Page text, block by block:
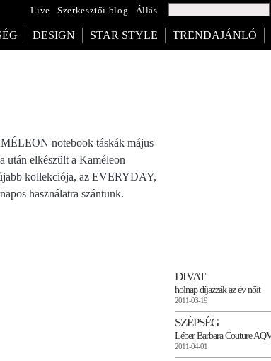
Live Szerkesztői blog Állás
DESIGN STAR STYLE TRENDAJÁNLÓ
notebook táskák május
után elkészült a Kaméleon
kollekciója, az EVERYDAY,
használatra szántunk.
DIVAT
holnap díjazzák az év nőit
2011-03-19
SZÉPSÉG
Léber Barbara Couture
2011-04-01